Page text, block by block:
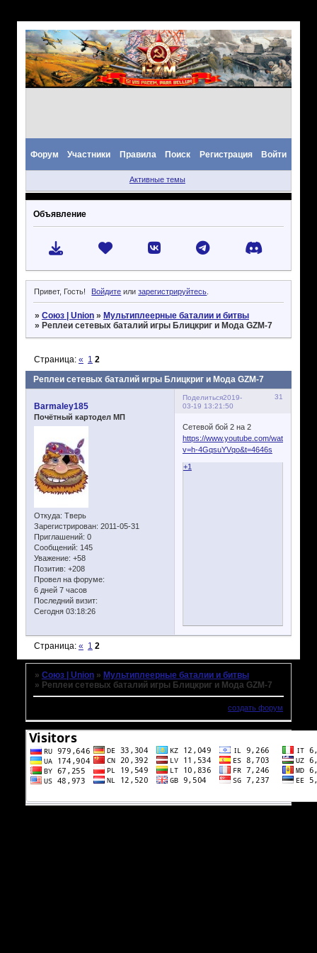
Форум Участники Правила Поиск Регистрация Войти
Активные темы
Объявление
Привет, Гость! Войдите илизарегистрируйтесь
» Союз | Union » Мультиплеерные баталии и битвы
» Реплеи сетевых баталий игры Блицкриг и Мода GZM-7
Реплеи сетевых баталий игры Блицкриг и Мода GZM-7
Страница: « 1 2
Поделиться 31
2019-
03-19 13:21:50
Barmaley185
Почётный картодел МП
Откуда: Тверь
Зарегистрирован: 2011-05-31
Приглашений: 0
Сообщений: 145
Уважение: +58
Позитив: +208
Провел на форуме:
6 дней 7 часов
Последний визит:
Сегодня 03:18:26
Сетевой бой 2 на 2
https://www.youtube.com/watch?
v=h-4GqsuYVqo&t=4646s
+1
Страница: « 1 2
» Союз | Union » Мультиплеерные баталии и битвы
» Реплеи сетевых баталий игры Блицкриг и Мода GZM-7
создать форум